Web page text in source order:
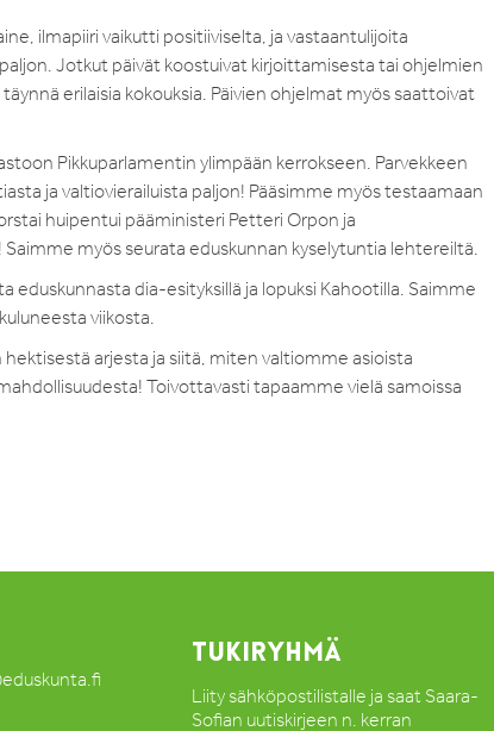
ilmapiiri vaikutti positiiviselta, ja vastaantulijoita
Jotkut päivät koostuivat kirjoittamisesta tai ohjelmien
erilaisia kokouksia. Päivien ohjelmat myös saattoivat
Pikkuparlamentin ylimpään kerrokseen. Parvekkeen
ja valtiovierailuista paljon! Pääsimme myös testaamaan
huipentui pääministeri Petteri Orpon ja
myös seurata eduskunnan kyselytuntia lehtereiltä.
dia-esityksillä ja lopuksi Kahootilla. Saimme
viikosta.
arjesta ja siitä, miten valtiomme asioista
Toivottavasti tapaamme vielä samoissa
TUKIRYHMÄ
Liity sähköpostilistalle ja saat Saara-
Sofian uutiskirjeen n. kerran